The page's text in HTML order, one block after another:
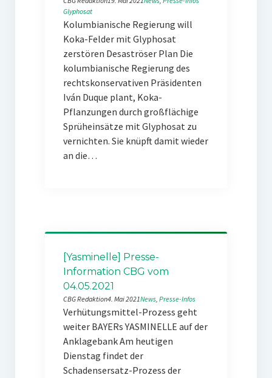
Glyphosat
Kolumbianische Regierung will
Koka-Felder mit Glyphosat
zerstören Desaströser Plan Die
kolumbianische Regierung des
rechtskonservativen Präsidenten
Iván Duque plant, Koka-
Pflanzungen durch großflächige
Sprüheinsätze mit Glyphosat zu
vernichten. Sie knüpft damit wieder
an die…
[Yasminelle] Presse-
Information CBG vom
04.05.2021
CBG Redaktion4. Mai 2021News, Presse-Infos
Verhütungsmittel-Prozess geht
weiter BAYERs YASMINELLE auf der
Anklagebank Am heutigen
Dienstag findet der
Schadensersatz-Prozess der